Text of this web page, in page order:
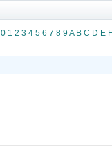
0 1 2 3 4 5 6 7 8 9 A B C D E F